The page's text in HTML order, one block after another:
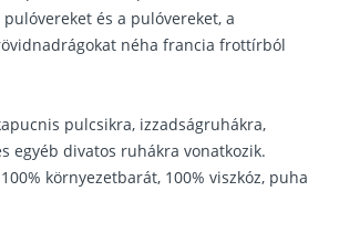
és a pulóvereket, a
néha francia frottírból
pulcsikra, izzadságruhákra,
egyéb divatos ruhákra vonatkozik.
környezetbarát, 100% viszkóz, puha